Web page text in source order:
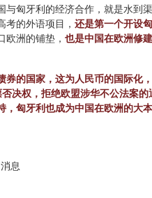
与匈牙利的经济合作，就是水到渠
的外语项目， 还是第一个开设
洲的铺垫， 也是中国在欧洲修
的国家，这为人民币的国际化
决权，拒绝欧盟涉华不公法案的
匈牙利也成为中国在欧洲的
息